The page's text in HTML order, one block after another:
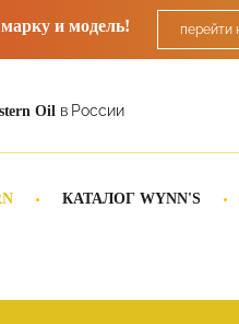
и модель! перейти
Oil в России
КАТАЛОГ WYNN'S